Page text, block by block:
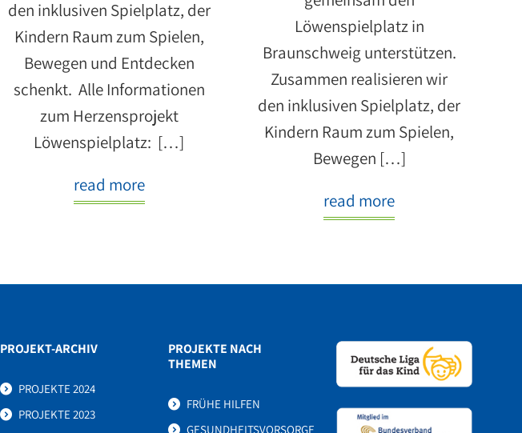
den inklusiven Spielplatz, der
Kindern Raum zum Spielen,
Bewegen und Entdecken
schenkt. Alle Informationen
zum Herzensprojekt
Löwenspielplatz: […]
read more
Löwenspielplatz in
Braunschweig unterstützen.
Zusammen realisieren wir
den inklusiven Spielplatz, der
Kindern Raum zum Spielen,
Bewegen […]
read more
PROJEKT-ARCHIV
PROJEKTE 2024
PROJEKTE 2023
PROJEKTE NACH
THEMEN
FRÜHE HILFEN
GESUNDHEITSVORSORGE